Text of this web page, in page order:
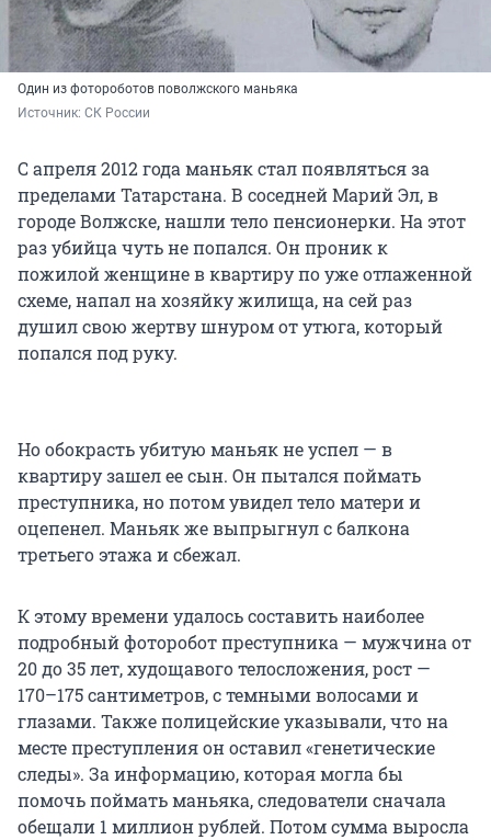
Один из фотороботов поволжского маньяка
Источник: СК России
С апреля 2012 года маньяк стал появляться за
пределами Татарстана. В соседней Марий Эл, в
городе Волжске, нашли тело пенсионерки. На этот
раз убийца чуть не попался. Он проник к
пожилой женщине в квартиру по уже отлаженной
схеме, напал на хозяйку жилища, на сей раз
душил свою жертву шнуром от утюга, который
попался под руку.
Но обокрасть убитую маньяк не успел — в
квартиру зашел ее сын. Он пытался поймать
преступника, но потом увидел тело матери и
оцепенел. Маньяк же выпрыгнул с балкона
третьего этажа и сбежал.
К этому времени удалось составить наиболее
подробный фоторобот преступника — мужчина от
20 до 35 лет, худощавого телосложения, рост —
170–175 сантиметров, с темными волосами и
глазами. Также полицейские указывали, что на
месте преступления он оставил «генетические
следы». За информацию, которая могла бы
помочь поймать маньяка, следователи сначала
обещали 1 миллион рублей. Потом сумма выросла